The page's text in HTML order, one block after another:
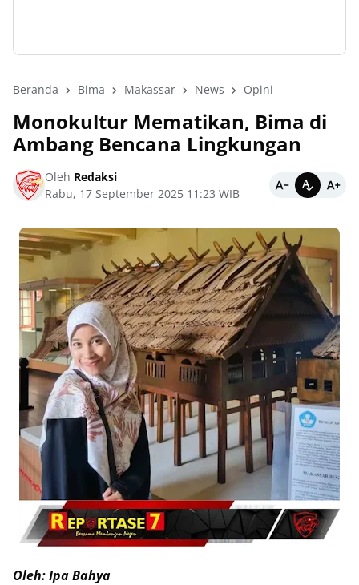
Beranda Bima Makassar News Opini
Monokultur Mematikan, Bima di
Ambang Bencana Lingkungan
Oleh Redaksi
Rabu, 17 September 2025 11:23 WIB
Oleh: Ipa Bahya